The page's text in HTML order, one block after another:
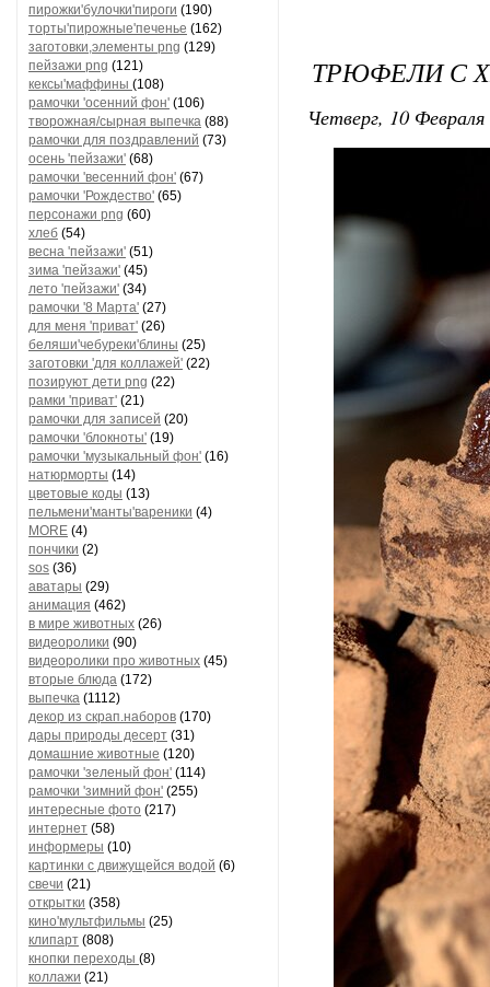
пирожки'булочки'пироги (190)
торты'пирожные'печенье (162)
заготовки,элементы png (129)
пейзажи png (121)
кексы'маффины (108)
рамочки 'осенний фон' (106)
творожная/сырная выпечка (88)
рамочки для поздравлений (73)
осень 'пейзажи' (68)
рамочки 'весенний фон' (67)
рамочки 'Рождество' (65)
персонажи png (60)
хлеб (54)
весна 'пейзажи' (51)
зима 'пейзажи' (45)
лето 'пейзажи' (34)
рамочки '8 Марта' (27)
для меня 'приват' (26)
беляши'чебуреки'блины (25)
заготовки 'для коллажей' (22)
позируют дети png (22)
рамки 'приват' (21)
рамочки для записей (20)
рамочки 'блокноты' (19)
рамочки 'музыкальный фон' (16)
натюрморты (14)
цветовые коды (13)
пельмени'манты'вареники (4)
MORE (4)
пончики (2)
sos (36)
аватары (29)
анимация (462)
в мире животных (26)
видеоролики (90)
видеоролики про животных (45)
вторые блюда (172)
выпечка (1112)
декор из скрап.наборов (170)
дары природы десерт (31)
домашние животные (120)
рамочки 'зеленый фон' (114)
рамочки 'зимний фон' (255)
интересные фото (217)
интернет (58)
информеры (10)
картинки с движущейся водой (6)
свечи (21)
открытки (358)
кино'мультфильмы (25)
клипарт (808)
кнопки переходы (8)
коллажи (21)
ТРЮФЕЛИ С
Четверг, 10